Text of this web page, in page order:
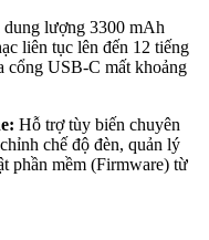
lượng 3300 mAh
liên tục lên đến 12 tiếng
cổng USB-C mất khoảng
Hỗ trợ tùy biến chuyên
chế độ đèn, quản lý
phần mềm (Firmware) từ